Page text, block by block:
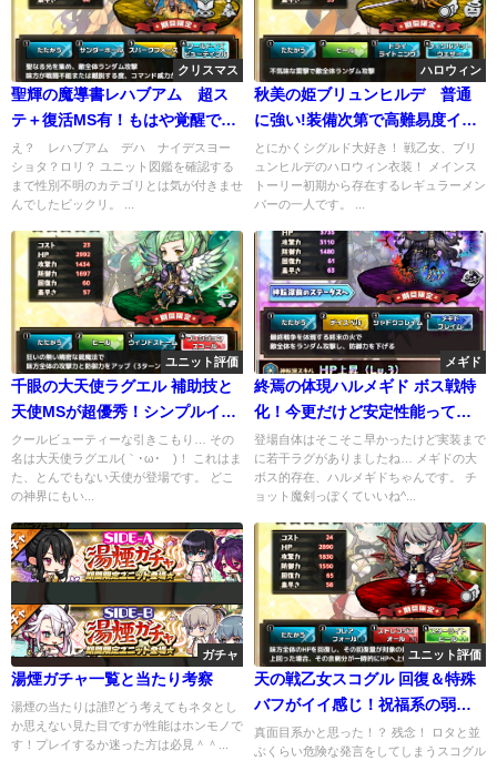
クリスマス
聖輝の魔導書レハブアム 超ス
テ＋復活MS有！もはや覚醒でえ
えやん…
え？ レハブアム デハ ナイデスヨー
ショタ？ロリ？ ユニット図鑑を確認する
まで性別不明のカテゴリとは気が付きませ
んでしたビックリ。 ...
ハロウィン
秋美の姫ブリュンヒルデ 普通
に強い!装備次第で高難易度イベ
にも…
とにかくシグルド大好き！ 戦乙女、ブリ
ュンヒルデのハロウィン衣装！ メインス
トーリー初期から存在するレギュラーメン
バーの一人です。 ...
ユニット評価
千眼の大天使ラグエル 補助技と
天使MSが超優秀！シンプルイズ
ベスト
クールビューティーな引きこもり… その
名は大天使ラグエル(｀･ω･´)！ これはま
た、とんでもない天使が登場です。 どこ
の神界にもい...
メギド
終焉の体現ハルメギド ボス戦特
化！今更だけど安定性能って大
事だね
登場自体はそこそこ早かったけど実装まで
に若干ラグがありましたね… メギドの大
ボス的存在、ハルメギドちゃんです。 チ
ョット魔剣っぽくていいね^...
ガチャ
湯煙ガチャ一覧と当たり考察
湯煙の当たりは誰⁉どう考えてもネタとし
か思えない見た目ですが性能はホンモノで
す！プレイするか迷った方は必見＾＾...
ユニット評価
天の戦乙女スコグル 回復＆特殊
バフがイイ感じ！祝福系の弱点
克服？
真面目系かと思った！？ 残念！ ロタと並
ぶくらい危険な発言をしてしまうスコグル